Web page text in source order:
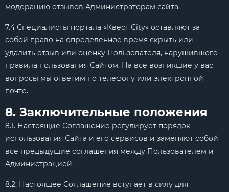
модерацию отзывов Администраторам сайта.
7.4 Специалисты портала «Квест City» оставляют за
собой право на определенное время скрыть или
удалить отзыв или оценку Пользователя, нарушившего
правила пользования Сайтом. На все возникшие у вас
вопросы мы ответим по телефону или электронной
почте.
8. Заключительные положения
8.1. Настоящие Соглашение регулирует порядок
использования Сайта и его сервисов и заменяют собой
все предыдущие соглашения между Пользователем и
Администрацией.
8.2. Настоящее Соглашение вступает в силу для